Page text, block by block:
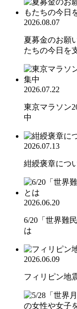
2026.08.07
夏募金のお願
たちの今日を
2026.07.22
東京マラソン
中
2026.07.13
紺綬褒章につ
2026.06.20
6/20「世界難
は
2026.06.09
フィリピン地